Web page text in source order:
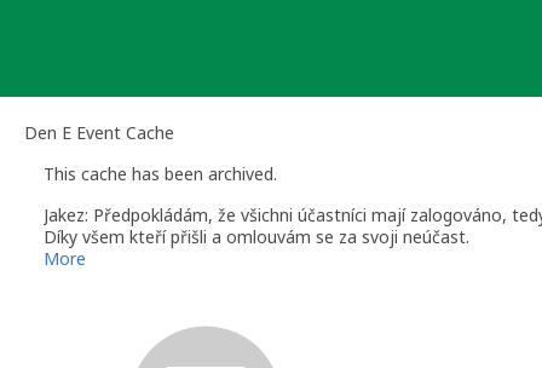
Den E Event Cache
This cache has been archived.
Jakez: Předpokládám, že všichni účastníci mají zalogováno,
Díky všem kteří přišli a omlouvám se za svoji neúčast.
More